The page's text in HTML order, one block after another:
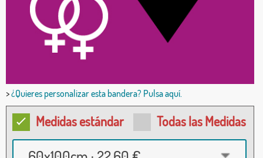
>¿Quieres personalizar esta bandera? Pulsa aquí.
Medidas estándar Todas las Medidas